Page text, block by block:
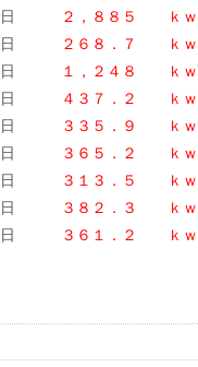
２，８８５ ｋｗ
５日
２６８．７ ｋｗ
１，２４８ ｋｗ
４３７．２ ｋｗ
３３５．９ ｋｗ
日
３６５．２ ｋｗ
３１３．５ ｋｗ
３８２．３ ｋｗ
３６１．２ ｋｗ